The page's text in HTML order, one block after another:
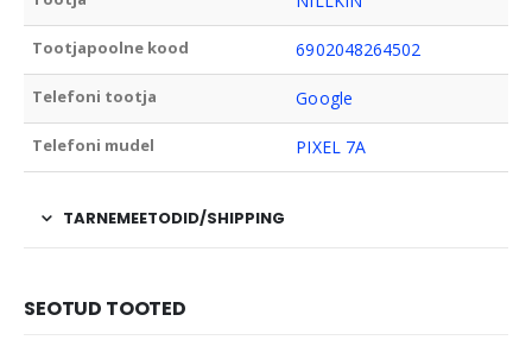
Tootjapoolne kood 6902048264502
Telefoni tootja Google
Telefoni mudel PIXEL 7A
TARNEMEETODID/SHIPPING
SEOTUD TOOTED